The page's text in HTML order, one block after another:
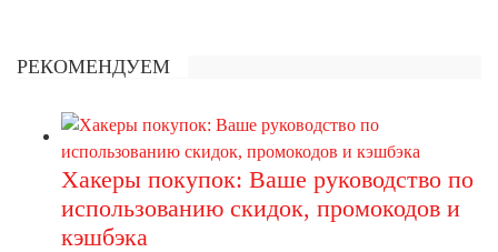
РЕКОМЕНДУЕМ
Хакеры покупок: Ваше руководство по
использованию скидок, промокодов и
кэшбэка